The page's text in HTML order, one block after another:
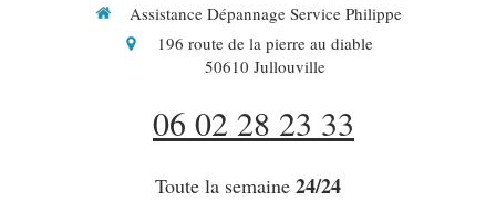
Assistance Dépannage Service Philippe
196 route de la pierre au diable
50610 Jullouville
06 02 28 23 33
Toute la semaine 24/24